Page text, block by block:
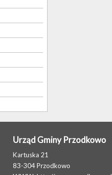
Urząd Gminy Przodkowo
Kartuska 21
83-304 Przodkowo